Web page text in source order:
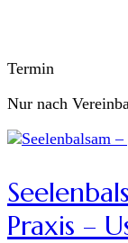
Termin
Nur nach
Praxis –